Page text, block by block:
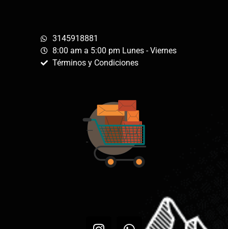
3145918881
8:00 am a 5:00 pm Lunes - Viernes
Términos y Condiciones